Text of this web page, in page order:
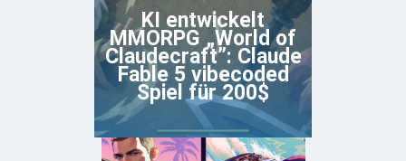
KI entwickelt
MMORPG „World of
Claudecraft”: Claude
Fable 5 vibecoded
Spiel für 200$